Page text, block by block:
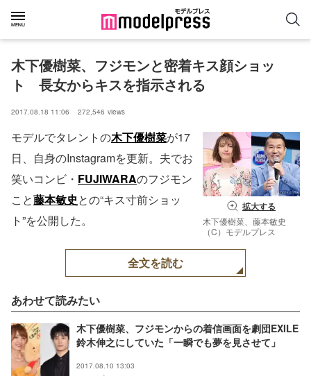
木下優樹菜、フジモンと密着キス顔ショッ
ト　長女からキスを指示される
2017.08.18 11:06 272,546 views
拡大する
木下優樹菜、藤本敏史
（C）モデルプレス
モデルでタレントの木下優樹菜が17
日、自身のInstagramを更新。夫でお
笑いコンビ・ FUJIWARAのフジモン
こと藤本敏史との“キス寸前ショッ
ト”を公開した。
全文を読む
あわせて読みたい
木下優樹菜、フジモンからの着信画面を劇団EXILE
鈴木伸之にしていた「一瞬でも夢を見させて」
2017.08.10 13:03